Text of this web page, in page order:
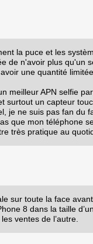
la puce et les
de n'avoir plus qu'un
une quantité
meilleur APN selfie
surtout un capteur
je ne suis pas fan du
que mon téléphone
très pratique au
sur toute la face
8 dans la taille
ventes de l’autre.